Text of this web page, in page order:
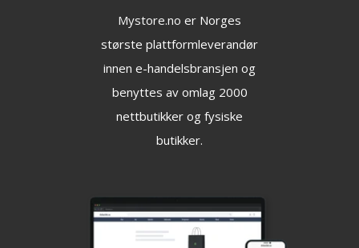
Mystore.no er Norges
største plattformleverandør
innen e-handelsbransjen og
benyttes av omlag 2000
nettbutikker og fysiske
butikker.